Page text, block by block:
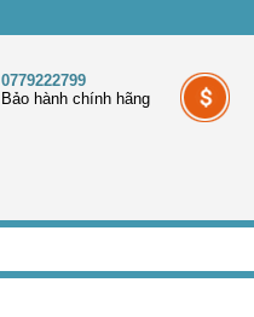
0779222799
Bảo hành chính hãng